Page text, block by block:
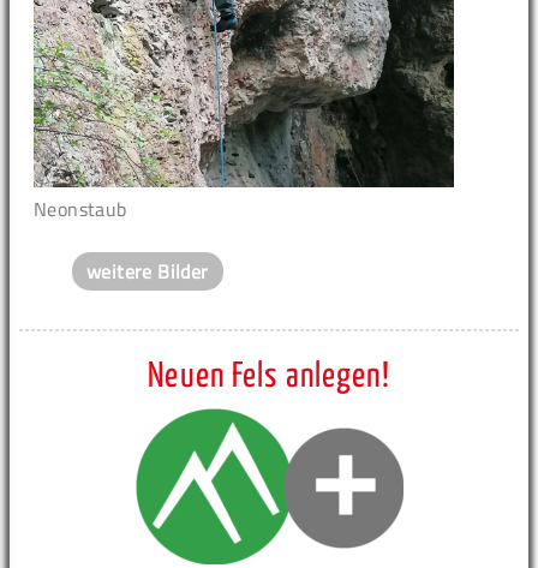
Neonstaub
weitere Bilder
Neuen Fels anlegen!